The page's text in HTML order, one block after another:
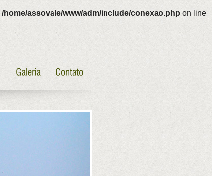
/home/assovale/www/adm/include/conexao.php on line